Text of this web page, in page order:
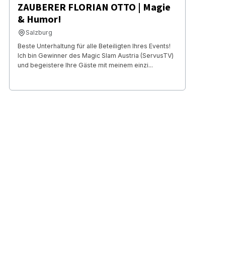
ZAUBERER FLORIAN OTTO | Magie
& Humor!
Salzburg
Beste Unterhaltung für alle Beteiligten Ihres Events!
Ich bin Gewinner des Magic Slam Austria (ServusTV)
und begeistere Ihre Gäste mit meinem einzi...